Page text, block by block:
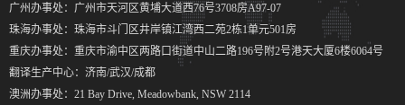
广州办事处：广州市天河区黄埔大道西76号3708房A97-07
珠海办事处：珠海市斗门区井岸镇江湾西二苑2栋1单元501房
重庆办事处：重庆市渝中区两路口街道中山二路196号附2号港天大厦6楼6064号
翻译生产中心：济南/武汉/成都
澳洲办事处：21 Bay Drive, Meadowbank, NSW 2114